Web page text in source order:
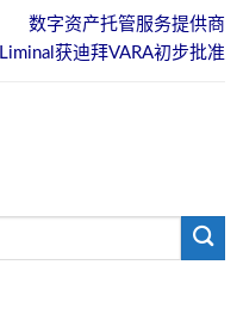
数字资产托管服务提供商
Liminal获迪拜VARA初步批准